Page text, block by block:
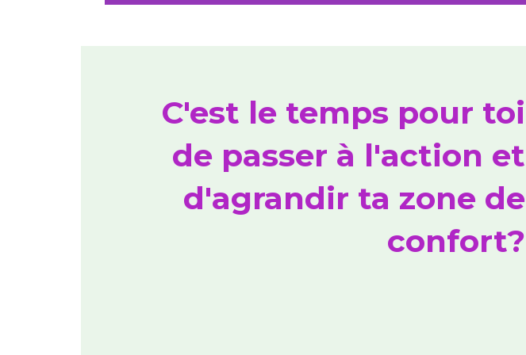
C'est le temps pour toi
de passer à l'action et
d'agrandir ta zone de
confort?